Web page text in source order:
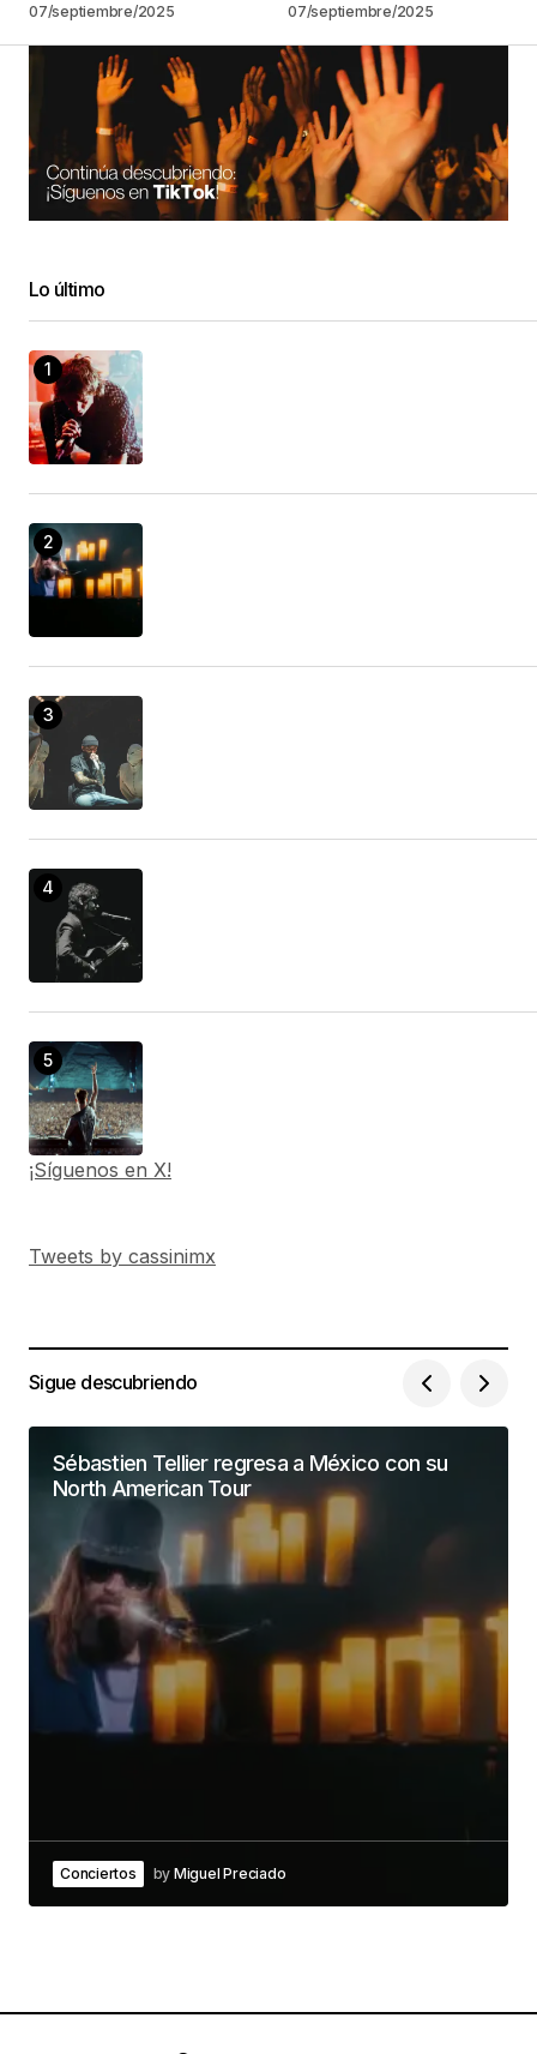
07/septiembre/2025 07/septiembre/2025
Lo último
¡Síguenos en X!
Tweets by cassinimx
Sigue descubriendo
Sébastien Tellier regresa a México con su
North American Tour
Conciertos by Miguel Preciado